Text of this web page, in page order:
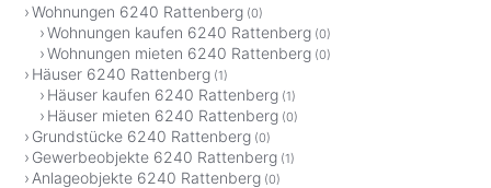
Wohnungen 6240 Rattenberg (0)
Wohnungen kaufen 6240 Rattenberg (0)
Wohnungen mieten 6240 Rattenberg (0)
Häuser 6240 Rattenberg (1)
Häuser kaufen 6240 Rattenberg (1)
Häuser mieten 6240 Rattenberg (0)
Grundstücke 6240 Rattenberg (0)
Gewerbeobjekte 6240 Rattenberg (1)
Anlageobjekte 6240 Rattenberg (0)